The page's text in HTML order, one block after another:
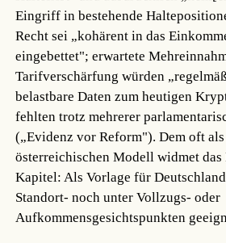
Eingriff in bestehende
Recht sei „kohärent in das
eingebettet"; erwartete
Tarifverschärfung würden
belastbare Daten zum heutigen
fehlten trotz mehrerer
(„Evidenz vor Reform"). Dem oft
österreichischen Modell widmet das
Kapitel: Als Vorlage für
Standort- noch unter Vollzugs- oder
Aufkommensgesichtspunkten